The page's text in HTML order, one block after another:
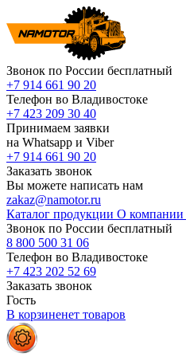
Звонок по России бесплатный
+7 914 661 90 20
Телефон во Владивостоке
+7 423 209 30 40
Принимаем заявки
на Whatsapp и Viber
+7 914 661 90 20
Заказать звонок
Вы можете написать нам
zakaz@namotor.ru
Каталог продукции О компании
Звонок по России бесплатный
8 800 500 31 06
Телефон во Владивостоке
+7 423 202 52 69
Заказать звонок
Гость
В корзиненет товаров